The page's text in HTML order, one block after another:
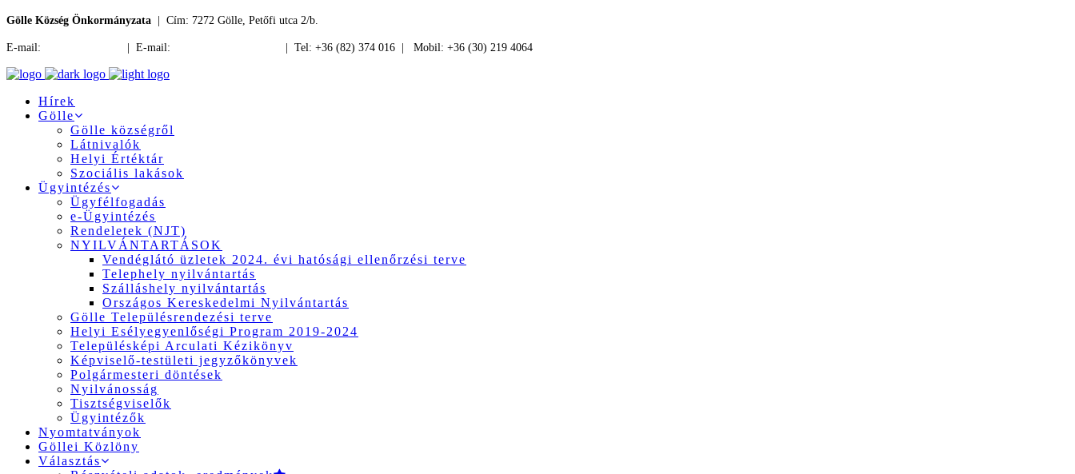
Gölle Község Önkormányzata | Cím: 7272 Gölle, Petőfi utca 2/b.
E-mail: | E-mail: | Tel: +36 (82) 374 016 | Mobil: +36 (30) 219 4064
Hírek
Gölle
Gölle községről
Látnivalók
Helyi Értéktár
Szociális lakások
Ügyintézés
Ügyfélfogadás
e-Ügyintézés
Rendeletek (NJT)
NYILVÁNTARTÁSOK
Vendéglátó üzletek 2024. évi hatósági ellenőrzési terve
Telephely nyilvántartás
Szálláshely nyilvántartás
Országos Kereskedelmi Nyilvántartás
Gölle Településrendezési terve
Helyi Esélyegyenlőségi Program 2019-2024
Településképi Arculati Kézikönyv
Képviselő-testületi jegyzőkönyvek
Polgármesteri döntések
Nyilvánosság
Tisztségviselők
Ügyintézők
Nyomtatványok
Göllei Közlöny
Választás